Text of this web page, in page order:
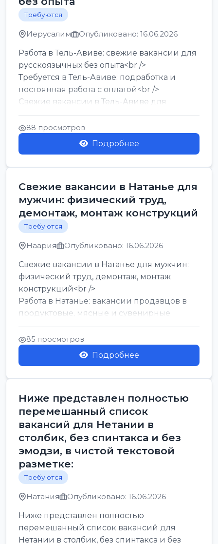
Требуются
Иерусалим Опубликовано: 16.06.2026
Работа в Тель-Авиве: свежие вакансии для
русскоязычных без опыта<br />
Требуется в Тель-Авиве: подработка и
постоянная работа с оплатой<br />
Свежие вакансии в Тель-Авиве для
мужчин и женщин от хозя...
88 просмотров
Подробнее
Свежие вакансии в Натанье для
мужчин: физический труд,
демонтаж, монтаж конструкций
Требуются
Наария Опубликовано: 16.06.2026
Свежие вакансии в Натанье для мужчин:
физический труд, демонтаж, монтаж
конструкций<br />
Работа в Натанье: вакансии продавцов в
продуктовые, мясные и сувенирные
лавки<br />
Разнорабочий на сборку м...
85 просмотров
Подробнее
Ниже представлен полностью
перемешанный список
вакансий для Нетании в
столбик, без спинтакса и без
эмодзи, в чистой текстовой
разметке:
Требуются
Натания Опубликовано: 16.06.2026
Ниже представлен полностью
перемешанный список вакансий для
Нетании в столбик, без спинтакса и без